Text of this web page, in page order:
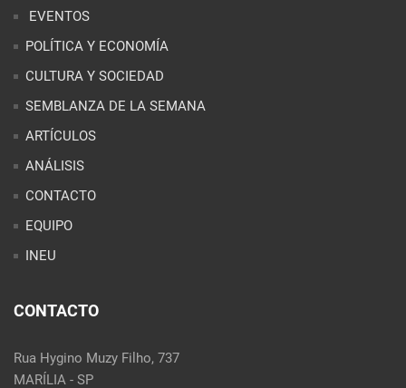
ANÁLISIS
CONTACTO
EQUIPO
INEU
CONTACTO
MARÍLIA - SP
contato@latinoobservatory.org
Idioma
REDES SOCIALES